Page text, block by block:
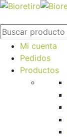
Mi cuenta
Pedidos
Productos